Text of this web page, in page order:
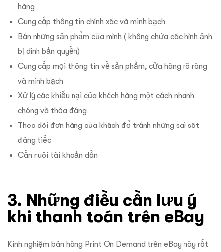
hàng
Cung cấp thông tin chính xác và minh bạch
Bán những sản phẩm của mình ( không chứa các hình ảnh
bị dính bản quyền)
Cung cấp mọi thông tin về sản phẩm, cửa hàng rõ ràng
và minh bạch
Xử lý các khiếu nại của khách hàng một cách nhanh
chóng và thỏa đáng
Theo dõi đơn hàng của khách để tránh những sai sót
đáng tiếc
Cần nuôi tài khoản dần
3. Những điều cần lưu ý
khi thanh toán trên eBay
Kinh nghiệm bán hàng Print On Demand trên eBay này rất